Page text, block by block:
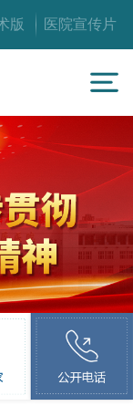
版 医院宣传片